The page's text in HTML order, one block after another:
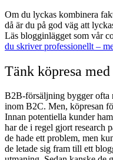
Om du lyckas kombinera
då är du på god väg att
Läs blogginlägget som vår
du skriver professionellt –
Tänk köpresa
B2B-försäljning bygger ofta
inom B2C. Men, köpresan
Innan potentiella kunder
har de i regel gjort research
de hade ett problem, men
de letade sig fram till ett